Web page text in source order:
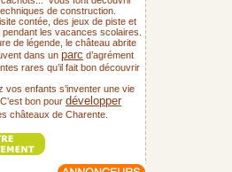
de construction.
contée, des jeux de piste et
les vacances scolaires.
de légende, le château abrite
dans un parc d’agrément
rares qu’il fait bon découvrir
vos enfants s’inventer une vie
bon pour développer
châteaux de Charente.